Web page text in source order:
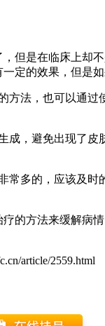
但是在临床上却
定的效果，但是
方法，也可以通
成，避免出现了
常多的，应该及
的方法来缓解病
article/2559.html